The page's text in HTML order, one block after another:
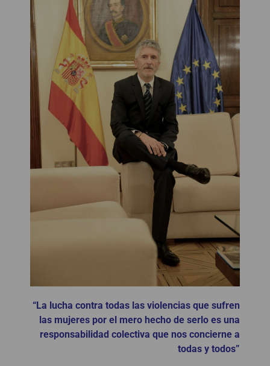
“La lucha contra todas las violencias que sufren
las mujeres por el mero hecho de serlo es una
responsabilidad colectiva que nos concierne a
todas y todos”